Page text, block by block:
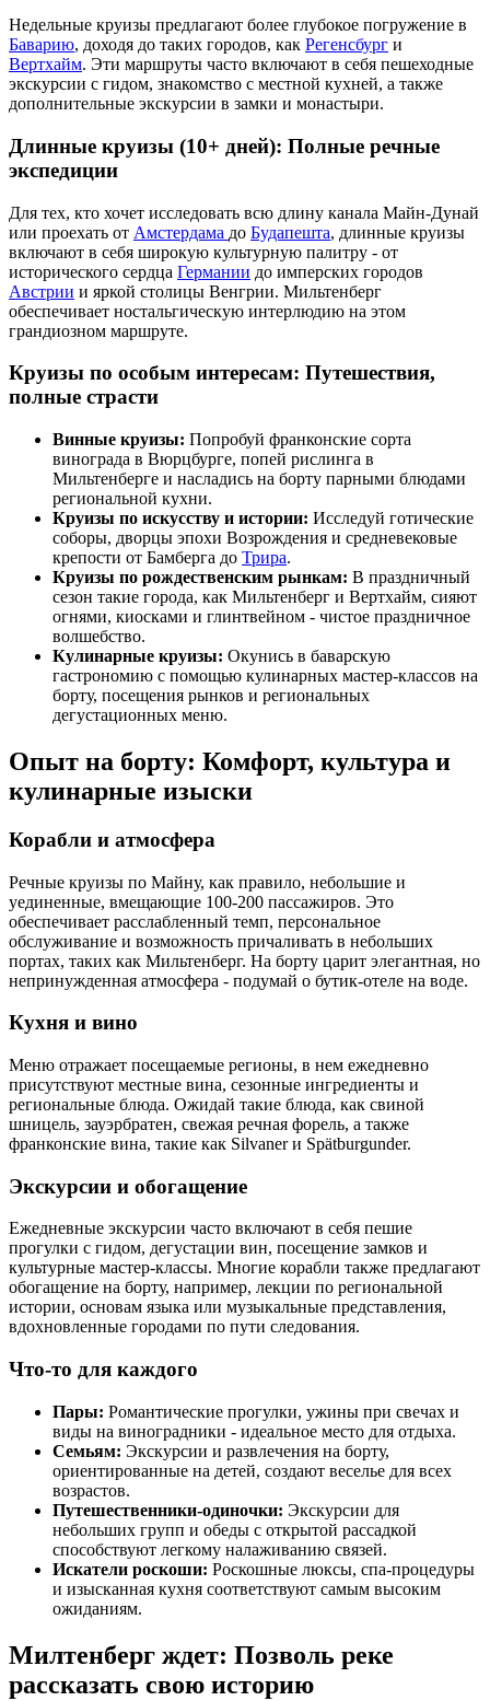
Недельные круизы предлагают более глубокое погружение в
Баварию, доходя до таких городов, как Регенсбург и
Вертхайм. Эти маршруты часто включают в себя пешеходные
экскурсии с гидом, знакомство с местной кухней, а также
дополнительные экскурсии в замки и монастыри.
Длинные круизы (10+ дней): Полные речные
экспедиции
Для тех, кто хочет исследовать всю длину канала Майн-Дунай
или проехать от Амстердама до Будапешта, длинные круизы
включают в себя широкую культурную палитру - от
исторического сердца Германии до имперских городов
Австрии и яркой столицы Венгрии. Мильтенберг
обеспечивает ностальгическую интерлюдию на этом
грандиозном маршруте.
Круизы по особым интересам: Путешествия,
полные страсти
Винные круизы: Попробуй франконские сорта
винограда в Вюрцбурге, попей рислинга в
Мильтенберге и насладись на борту парными блюдами
региональной кухни.
Круизы по искусству и истории: Исследуй готические
соборы, дворцы эпохи Возрождения и средневековые
крепости от Бамберга до Трира.
Круизы по рождественским рынкам: В праздничный
сезон такие города, как Мильтенберг и Вертхайм, сияют
огнями, киосками и глинтвейном - чистое праздничное
волшебство.
Кулинарные круизы: Окунись в баварскую
гастрономию с помощью кулинарных мастер-классов на
борту, посещения рынков и региональных
дегустационных меню.
Опыт на борту: Комфорт, культура и
кулинарные изыски
Корабли и атмосфера
Речные круизы по Майну, как правило, небольшие и
уединенные, вмещающие 100-200 пассажиров. Это
обеспечивает расслабленный темп, персональное
обслуживание и возможность причаливать в небольших
портах, таких как Мильтенберг. На борту царит элегантная, но
непринужденная атмосфера - подумай о бутик-отеле на воде.
Кухня и вино
Меню отражает посещаемые регионы, в нем ежедневно
присутствуют местные вина, сезонные ингредиенты и
региональные блюда. Ожидай такие блюда, как свиной
шницель, зауэрбратен, свежая речная форель, а также
франконские вина, такие как Silvaner и Spätburgunder.
Экскурсии и обогащение
Ежедневные экскурсии часто включают в себя пешие
прогулки с гидом, дегустации вин, посещение замков и
культурные мастер-классы. Многие корабли также предлагают
обогащение на борту, например, лекции по региональной
истории, основам языка или музыкальные представления,
вдохновленные городами по пути следования.
Что-то для каждого
Пары: Романтические прогулки, ужины при свечах и
виды на виноградники - идеальное место для отдыха.
Семьям: Экскурсии и развлечения на борту,
ориентированные на детей, создают веселье для всех
возрастов.
Путешественники-одиночки: Экскурсии для
небольших групп и обеды с открытой рассадкой
способствуют легкому налаживанию связей.
Искатели роскоши: Роскошные люксы, спа-процедуры
и изысканная кухня соответствуют самым высоким
ожиданиям.
Милтенберг ждет: Позволь реке
рассказать свою историю